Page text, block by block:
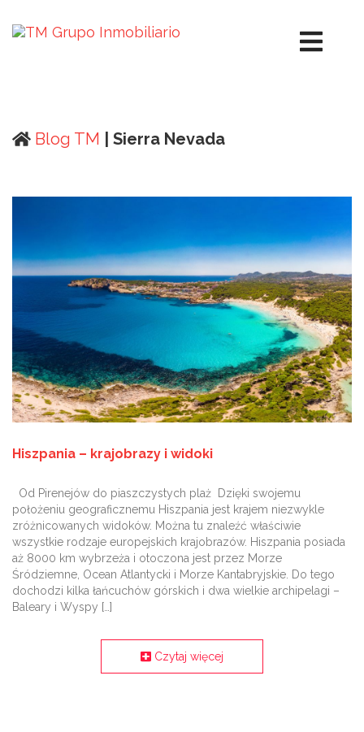
Blog TM | Sierra Nevada
Hiszpania – krajobrazy i widoki
Od Pirenejów do piaszczystych plaż Dzięki swojemu
położeniu geograficznemu Hiszpania jest krajem niezwykle
zróżnicowanych widoków. Można tu znaleźć właściwie
wszystkie rodzaje europejskich krajobrazów. Hiszpania posiada
aż 8000 km wybrzeża i otoczona jest przez Morze
Śródziemne, Ocean Atlantycki i Morze Kantabryjskie. Do tego
dochodzi kilka łańcuchów górskich i dwa wielkie archipelagi –
Baleary i Wyspy […]
Czytaj więcej